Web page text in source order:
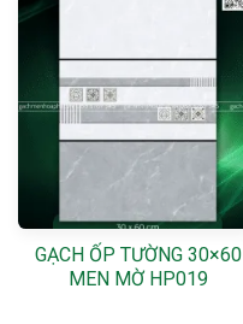
GẠCH ỐP TƯỜNG 30×60
MEN MỜ HP019